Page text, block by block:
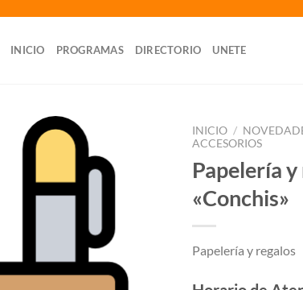
INICIO PROGRAMAS DIRECTORIO UNETE
INICIO /
ACCESORIOS
Papelería
«Conchis»
Papelería y regalos